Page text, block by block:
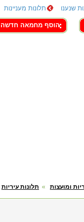
שנענו תלונות מעניינות
הוסף מחמאה חדשה
תלונות עיריות ומועצות